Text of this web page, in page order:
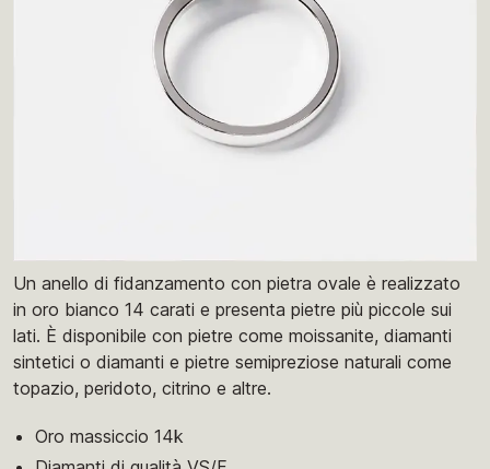
Un anello di fidanzamento con pietra ovale è realizzato
in oro bianco 14 carati e presenta pietre più piccole sui
lati. È disponibile con pietre come moissanite, diamanti
sintetici o diamanti e pietre semipreziose naturali come
topazio, peridoto, citrino e altre.
Oro massiccio 14k